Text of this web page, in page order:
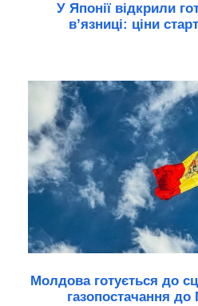
У Японії відкрили
в’язниці: ціни
Молдова готується до
газопостачання до